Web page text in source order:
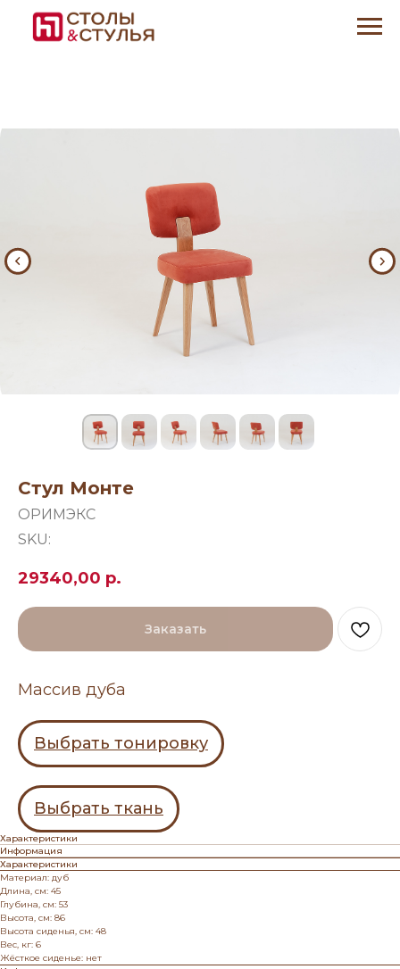
Стул Монте
ОРИМЭКС
SKU:
29340,00 р.
Заказать
Массив дуба
Выбрать тонировку
Выбрать ткань
Характеристики
Информация
Характеристики
Материал: дуб
Длина, см: 45
Глубина, см: 53
Высота, см: 86
Высота сиденья, см: 48
Вес, кг: 6
Жёсткое сиденье: нет